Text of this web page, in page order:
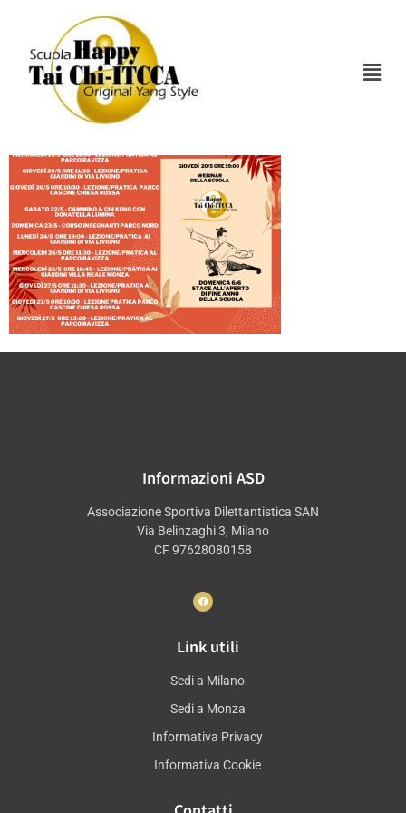
Prossimi
Appuntamenti
Informazioni ASD
Associazione Sportiva Dilettantistica SAN
Via Belinzaghi 3, Milano
CF 97628080158
Link utili
Sedi a Milano
Sedi a Monza
Informativa Privacy
Informativa Cookie